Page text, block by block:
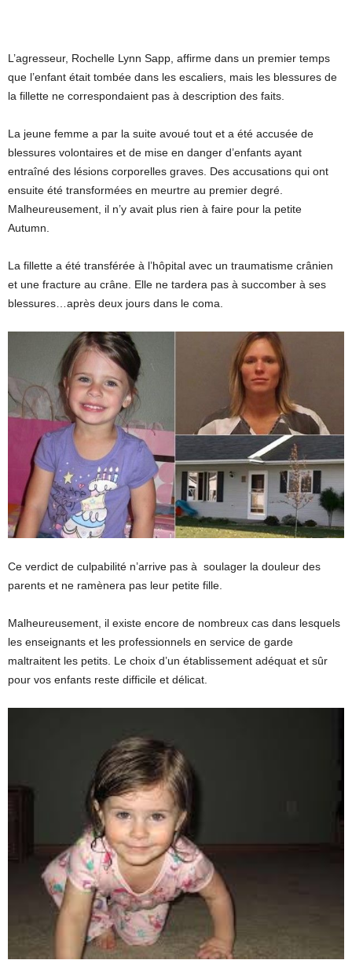
L’agresseur, Rochelle Lynn Sapp, affirme dans un premier temps
que l’enfant était tombée dans les escaliers, mais les blessures de
la fillette ne correspondaient pas à description des faits.
La jeune femme a par la suite avoué tout et a été accusée de
blessures volontaires et de mise en danger d’enfants ayant
entraîné des lésions corporelles graves. Des accusations qui ont
ensuite été transformées en meurtre au premier degré.
Malheureusement, il n’y avait plus rien à faire pour la petite
Autumn.
La fillette a été transférée à l’hôpital avec un traumatisme crânien
et une fracture au crâne. Elle ne tardera pas à succomber à ses
blessures…après deux jours dans le coma.
Ce verdict de culpabilité n’arrive pas à soulager la douleur des
parents et ne ramènera pas leur petite fille.
Malheureusement, il existe encore de nombreux cas dans lesquels
les enseignants et les professionnels en service de garde
maltraitent les petits. Le choix d’un établissement adéquat et sûr
pour vos enfants reste difficile et délicat.